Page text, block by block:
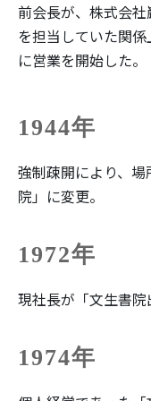
前会長が、株式会
を担当していた関
に営業を開始した。
1944年
強制疎開により、
院」に変更。
1972年
現社長が「文生書院
1974年